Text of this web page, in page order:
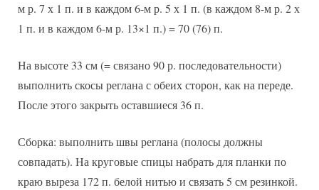
м р. 7 х 1 п. и в каждом 6-м р. 5 х 1 п. (в каждом 8-м р. 2 х
1 п. и в каждом 6-м р. 13×1 п.) = 70 (76) п.
На высоте 33 см (= связано 90 р. последовательности)
выполнить скосы реглана с обеих сторон, как на переде.
После этого закрыть оставшиеся 36 п.
Сборка: выполнить швы реглана (полосы должны
совпадать). На круговые спицы набрать для планки по
краю выреза 172 п. белой нитью и связать 5 см резинкой.